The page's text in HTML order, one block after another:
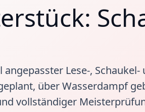
angepasster Lese-,
über Wasserdampf
vollständiger